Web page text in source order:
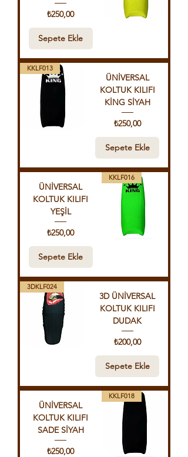
Fiyat
₺250,00
Sepete Ekle
KKLF013
ÜNİVERSAL
KOLTUK KILIFI
KİNG SİYAH
Fiyat
₺250,00
Sepete Ekle
KKLF016
ÜNİVERSAL
KOLTUK KILIFI
YEŞİL
Fiyat
₺250,00
Sepete Ekle
3DKLF024
3D ÜNİVERSAL
KOLTUK KILIFI
DUDAK
Fiyat
₺200,00
Sepete Ekle
KKLF018
ÜNİVERSAL
KOLTUK KILIFI
SADE SİYAH
Fiyat
₺250,00